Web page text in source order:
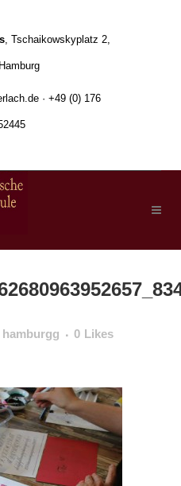
, Tschaikowskyplatz 2,
· +49 (0) 176
hamburgg 0 Likes